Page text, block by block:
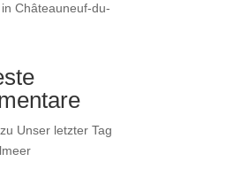
Châteauneuf-du-
zu Unser letzter Tag